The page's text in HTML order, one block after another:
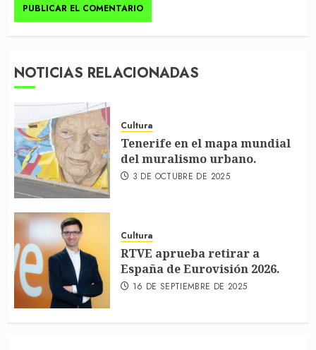
NOTICIAS RELACIONADAS
Cultura
Tenerife en el mapa mundial
del muralismo urbano.
3 DE OCTUBRE DE 2025
Cultura
RTVE aprueba retirar a
España de Eurovisión 2026.
16 DE SEPTIEMBRE DE 2025